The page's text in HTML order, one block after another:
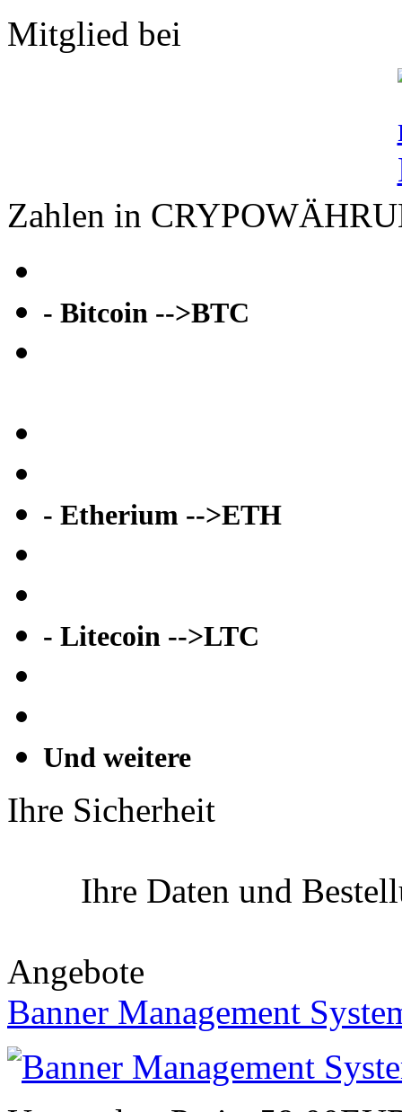
Mitglied bei
Zahlen in
- Bitcoin -->BTC
- Etherium -->ETH
- Litecoin -->LTC
Und weitere
Ihre Sicherheit
Ihre Daten und
Angebote
Banner Management